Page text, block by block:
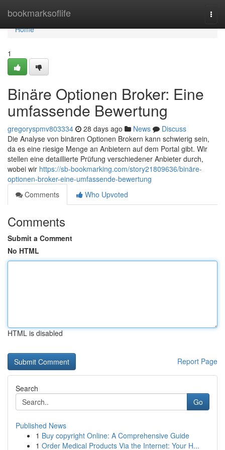
bookmarksoflife
Home
Home
1
Binäre Optionen Broker: Eine
umfassende Bewertung
gregoryspmv803334 28 days ago News
Discuss
Die Analyse von binären Optionen Brokern kann schwierig sein,
da es eine riesige Menge an Anbietern auf dem Portal gibt. Wir
stellen eine detaillierte Prüfung verschiedener Anbieter durch,
wobei wir https://sb-bookmarking.com/story21809636/binäre-
optionen-broker-eine-umfassende-bewertung
Comments
Who Upvoted
Comments
Submit a Comment
No HTML
HTML is disabled
Report Page
Search
Go
Published News
1 Buy copyright Online: A Comprehensive Guide
1 Order Medical Products Via the Internet: Your H...